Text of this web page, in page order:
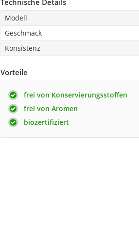
Modell
Geschmack
Konsistenz
Vorteile
frei von Konservierungsstoffen
frei von Aromen
biozertifiziert